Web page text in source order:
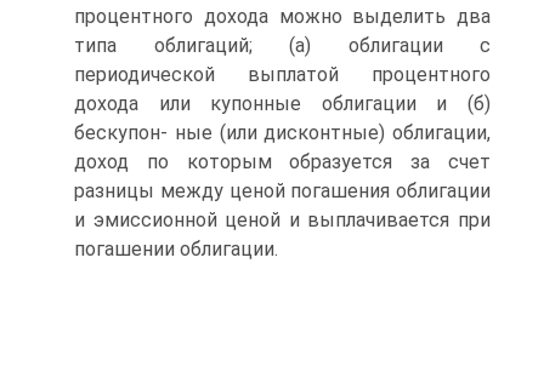
процентного дохода можно выделить два
типа облигаций; (а) облигации с
периодической выплатой процентного
дохода или купонные облигации и (б)
бескупон- ные (или дисконтные) облигации,
доход по которым образуется за счет
разницы между ценой погашения облигации
и эмиссионной ценой и выплачивается при
погашении облигации.